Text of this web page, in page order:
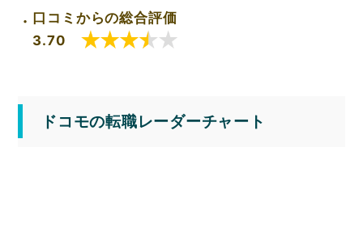
口コミからの総合評価
3.70
ドコモの転職レーダーチャート